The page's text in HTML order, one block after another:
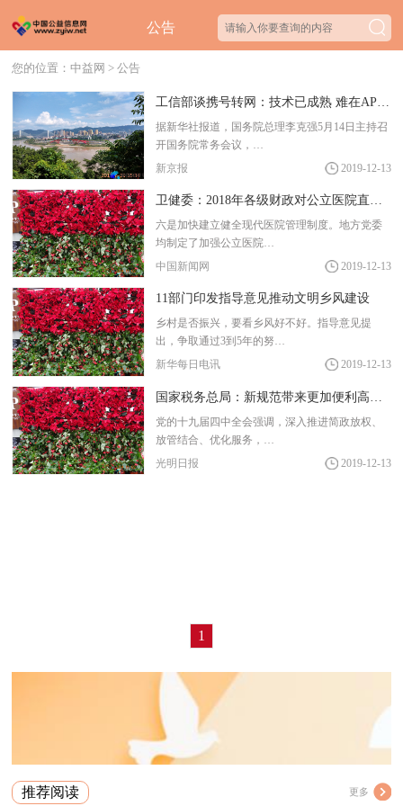
公告
您的位置：中益网 >公告
据新华社报道，国务院总理李克强5月14日主持召
开国务院常务会议，…
新京报
2019-12-13
六是加快建立健全现代医院管理制度。地方党委
均制定了加强公立医院…
中国新闻网
2019-12-13
11部门印发指导意见推动文明乡风建设
乡村是否振兴，要看乡风好不好。指导意见提
出，争取通过3到5年的努…
新华每日电讯
2019-12-13
党的十九届四中全会强调，深入推进简政放权、
放管结合、优化服务，…
光明日报
2019-12-13
1
推荐阅读 更多